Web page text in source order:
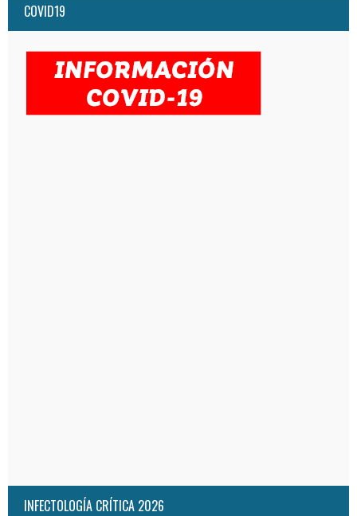
COVID19
INFECTOLOGÍA CRÍTICA 2026